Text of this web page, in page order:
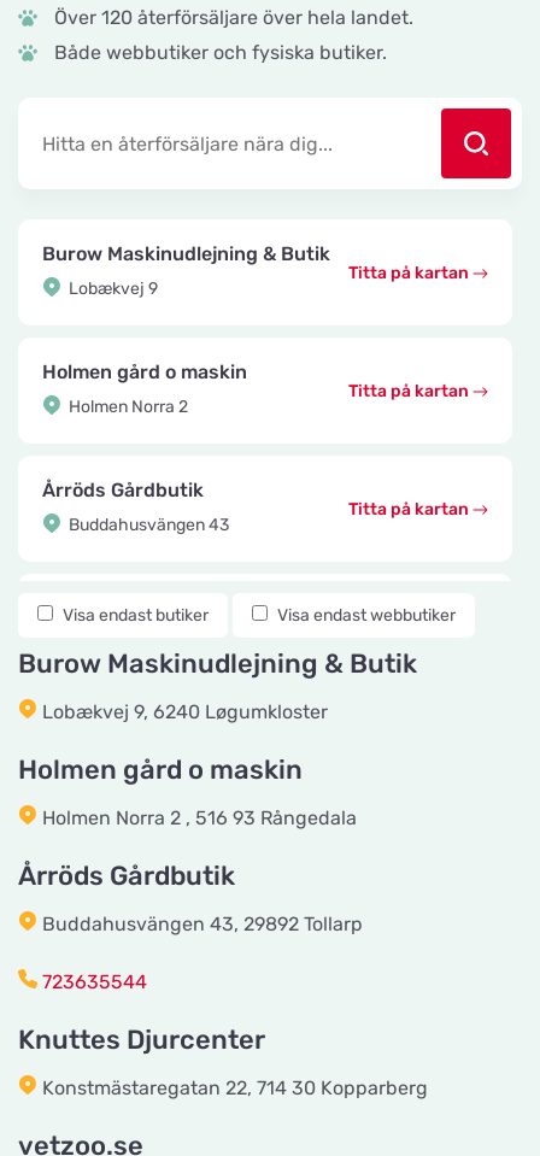
Över 120 återförsäljare över hela landet.
Både webbutiker och fysiska butiker.
Burow Maskinudlejning & Butik
Lobækvej 9
Titta på kartan
Holmen gård o maskin
Holmen Norra 2
Titta på kartan
Årröds Gårdbutik
Buddahusvängen 43
Titta på kartan
Knuttes Djurcenter
Titta på kartan
vetzoo.se
Frösundaviks Allé 1
Summerredvej 1
Tingholmgård dyrefoder
Titta på kartan
Visa endast butiker Visa endast webbutiker
Burow Maskinudlejning & Butik
Lobækvej 9, 6240 Løgumkloster
Holmen gård o maskin
Holmen Norra 2 , 516 93 Rångedala
Årröds Gårdbutik
Buddahusvängen 43, 29892 Tollarp
723635544
Knuttes Djurcenter
Konstmästaregatan 22, 714 30 Kopparberg
vetzoo.se